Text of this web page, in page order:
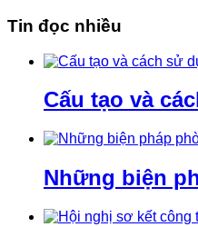
Tin đọc nhiều
Cấu tạo và
Những biện